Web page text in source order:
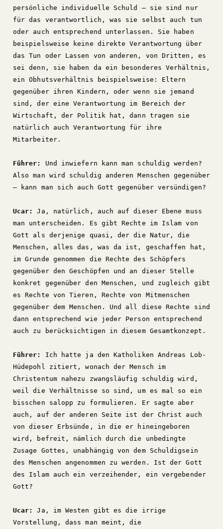
persönliche individuelle Schuld – sie sind nur
für das verantwortlich, was sie selbst auch tun
oder auch entsprechend unterlassen. Sie haben
beispielsweise keine direkte Verantwortung über
das Tun oder Lassen von anderen, von Dritten, es
sei denn, sie haben da ein besonderes Verhältnis,
ein Obhutsverhältnis beispielsweise: Eltern
gegenüber ihren Kindern, oder wenn sie jemand
sind, der eine Verantwortung im Bereich der
Wirtschaft, der Politik hat, dann tragen sie
natürlich auch Verantwortung für ihre
Mitarbeiter.
Führer:
Und inwiefern kann man schuldig werden?
Also man wird schuldig anderen Menschen gegenüber
– kann man sich auch Gott gegenüber versündigen?
Ucar:
Ja, natürlich, auch auf dieser Ebene muss
man unterscheiden. Es gibt Rechte im Islam von
Gott als derjenige quasi, der die Natur, die
Menschen, alles das, was da ist, geschaffen hat,
im Grunde genommen die Rechte des Schöpfers
gegenüber den Geschöpfen und an dieser Stelle
konkret gegenüber den Menschen, und zugleich gibt
es Rechte von Tieren, Rechte von Mitmenschen
gegenüber dem Menschen. Und all diese Rechte sind
dann entsprechend wie jeder Person entsprechend
auch zu berücksichtigen in diesem Gesamtkonzept.
Führer:
Ich hatte ja den Katholiken Andreas Lob-
Hüdepohl zitiert, wonach der Mensch im
Christentum nahezu zwangsläufig schuldig wird,
weil die Verhältnisse so sind, um es mal so ein
bisschen salopp zu formulieren. Er sagte aber
auch, auf der anderen Seite ist der Christ auch
von dieser Erbsünde, in die er hineingeboren
wird, befreit, nämlich durch die unbedingte
Zusage Gottes, unabhängig von dem Schuldigsein
des Menschen angenommen zu werden. Ist der Gott
des Islam auch ein verzeihender, ein vergebender
Gott?
Ucar:
Ja, im Westen gibt es die irrige
Vorstellung, dass man meint, die